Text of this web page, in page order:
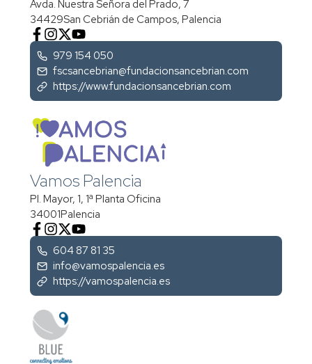
Avda. Nuestra Señora del Prado, 7
34429San Cebrián de Campos, Palencia
979 154 050
fscsancebrian@fundacionsancebrian.com
https://www.fundacionsancebrian.com
Vamos Palencia
Pl. Mayor, 1, 1ª Planta Oficina
34001Palencia
604 87 81 35
info@vamospalencia.es
https://vamospalencia.es